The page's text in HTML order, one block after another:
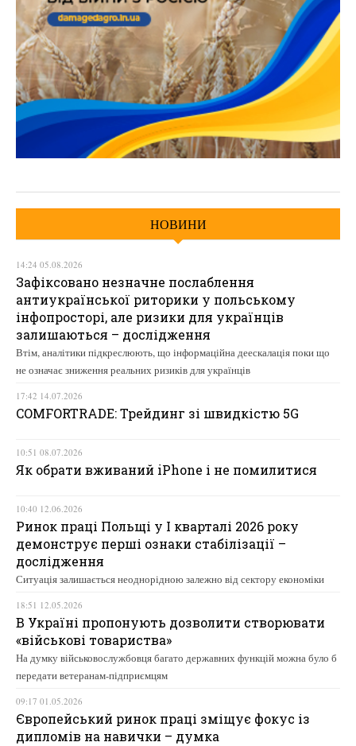
НОВИНИ
14:24 05.08.2026
Зафіксовано незначне послаблення
антиукраїнської риторики у польському
інфопросторі, але ризики для українців
залишаються – дослідження
Втім, аналітики підкреслюють, що інформаційна деескалація поки що
не означає зниження реальних ризиків для українців
17:42 14.07.2026
COMFORTRADE: Трейдинг зі швидкістю 5G
10:51 08.07.2026
Як обрати вживаний iPhone і не помилитися
10:40 12.06.2026
Ринок праці Польщі у І кварталі 2026 року
демонструє перші ознаки стабілізації –
дослідження
Ситуація залишається неоднорідною залежно від сектору економіки
18:51 12.05.2026
В Україні пропонують дозволити створювати
«військові товариства»
На думку військовослужбовця багато державних функцій можна було б
передати ветеранам-підприємцям
09:17 01.05.2026
Європейський ринок праці зміщує фокус із
дипломів на навички – думка